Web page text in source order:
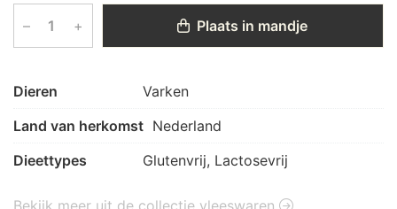
– + Plaats in mandje
Dieren
Varken
Land van herkomst Nederland
Dieettypes
Glutenvrij, Lactosevrij